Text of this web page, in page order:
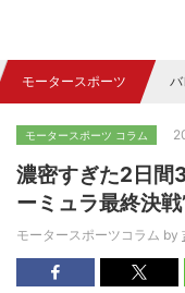
モータースポーツ
モータースポーツ コラム
濃密すぎた2日間
ーミュラ最終決戦
モータースポーツコラム by